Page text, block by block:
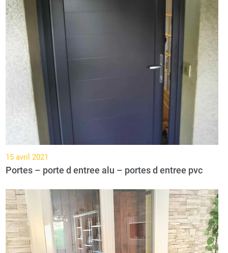
15 avril 2021
Portes – porte d entree alu – portes d entree pvc